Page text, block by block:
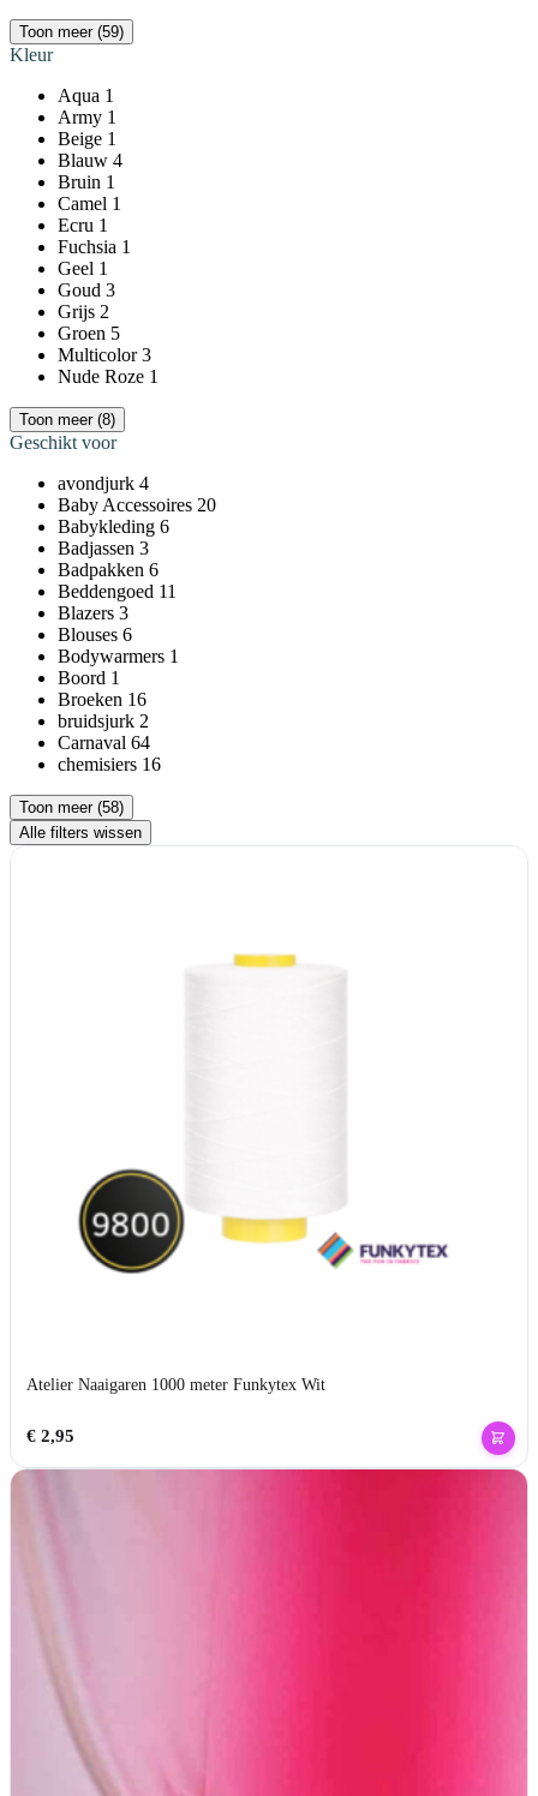
Toon meer (59)
Kleur
Aqua 1
Army 1
Beige 1
Blauw 4
Bruin 1
Camel 1
Ecru 1
Fuchsia 1
Geel 1
Goud 3
Grijs 2
Groen 5
Multicolor 3
Nude Roze 1
Toon meer (8)
Geschikt voor
avondjurk 4
Baby Accessoires 20
Babykleding 6
Badjassen 3
Badpakken 6
Beddengoed 11
Blazers 3
Blouses 6
Bodywarmers 1
Boord 1
Broeken 16
bruidsjurk 2
Carnaval 64
chemisiers 16
Toon meer (58)
Alle filters wissen
Atelier Naaigaren 1000 meter Funkytex Wit
€2,95